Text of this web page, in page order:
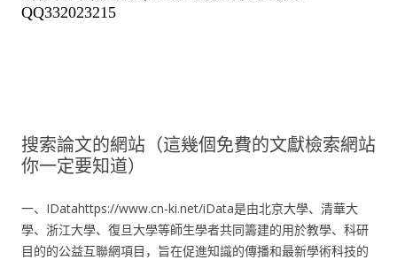
搜索論文的網站（這幾個免費的文獻檢索網站
你一定要知道）
一、IDatahttps://www.cn-ki.net/iData是由北京大學、清華大
學、浙江大學、復旦大學等師生學者共同籌建的用於教學、科研
目的的公益互聯網項目，旨在促進知識的傳播和最新學術科技的